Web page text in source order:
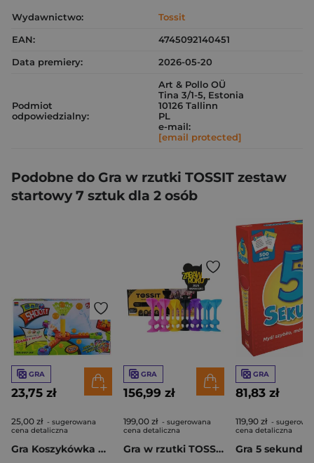
Wydawnictwo:
Tossit
EAN:
4745092140451
Data premiery:
2026-05-20
Podmiot
odpowiedzialny:
Art & Pollo OÜ
Tina 3/1-5, Estonia
10126 Tallinn
PL
e-mail:
[email protected]
Podobne do Gra w rzutki TOSSIT zestaw
startowy 7 sztuk dla 2 osób
GRA
23,75 zł
25,00 zł - sugerowana
cena detaliczna
Gra Koszykówka na biurko dla 3 osób
GRA
156,99 zł
199,00 zł - sugerowana
cena detaliczna
Gra w rzutki TOSSIT zestaw rodzinny 13 sztuk dla 4 osób
GRA
81,83 zł
119,90 zł -
cena detaliczna
Gra 5 sekund